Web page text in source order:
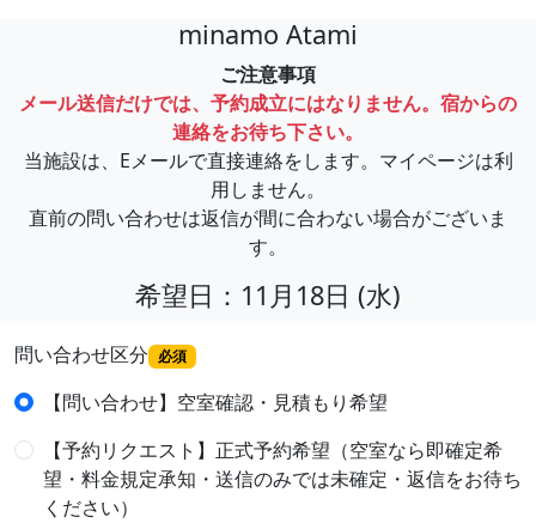
minamo Atami
ご注意事項
メール送信だけでは、予約成立にはなりません。宿からの
連絡をお待ち下さい。
当施設は、Eメールで直接連絡をします。マイページは利
用しません。
直前の問い合わせは返信が間に合わない場合がございま
す。
希望日：11月18日 (水)
問い合わせ区分 必須
【問い合わせ】空室確認・見積もり希望
【予約リクエスト】正式予約希望（空室なら即確定希
望・料金規定承知・送信のみでは未確定・返信をお待ち
ください）